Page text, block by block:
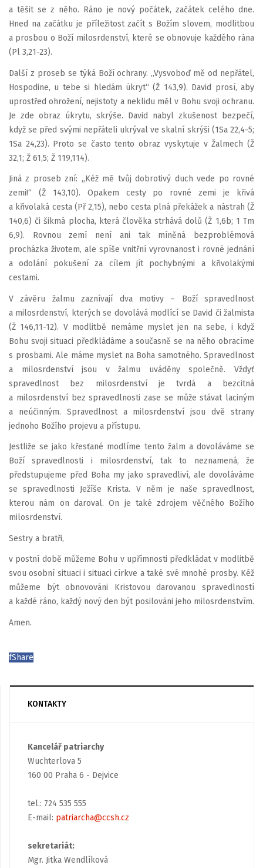
a těšit se z něho. Ráno je nový počátek, začátek celého dne.
Hned na začátku je příležitost začít s Božím slovem, modlitbou
a prosbou o Boží milosrdenství, které se obnovuje každého rána
(Pl 3,21-23).
Další z proseb se týká Boží ochrany. „Vysvoboď mě od nepřátel,
Hospodine, u tebe si hledám úkryt“ (Ž 143,9). David prosí, aby
uprostřed ohrožení, nejistoty a neklidu měl v Bohu svoji ochranu.
Je zde obraz úkrytu, skrýše. David nabyl zkušenost bezpečí,
když se před svými nepřáteli ukrýval ve skalní skrýši (1Sa 22,4-5;
1Sa 24,23). Proto se často tento obraz vyskytuje v Žalmech (Ž
32,1; Ž 61,5; Ž 119,114).
Jiná z proseb zní: „Kéž mě tvůj dobrotivý duch vede po rovné
zemi!“ (Ž 143,10). Opakem cesty po rovné zemi je křivá
a křivolaká cesta (Př 2,15), nebo cesta plná překážek a nástrah (Ž
140,6) či šikmá plocha, která člověka strhává dolů (Ž 1,6b; 1 Tm
6,9). Rovnou zemí není ani tak míněná bezproblémová
procházka životem, ale spíše vnitřní vyrovnanost i rovné jednání
a odolání pokušení za cílem jít pochybnými a křivolakými
cestami.
V závěru žalmu zaznívají dva motivy – Boží spravedlnost
a milosrdenství, kterých se dovolává modlící se David či žalmista
(Ž 146,11-12). V modlitbě nemáme myslet jen na sebe, i když
Bohu svoji situaci předkládáme a současně se na něho obracíme
s prosbami. Ale máme myslet na Boha samotného. Spravedlnost
a milosrdenství jsou v žalmu uváděny společně. Vždyť
spravedlnost bez milosrdenství je tvrdá a bezcitná
a milosrdenství bez spravedlnosti zase se může stávat laciným
a neúčinným. Spravedlnost a milosrdenství jsou dvě strany
jednoho Božího projevu a přístupu.
Jestliže se jako křesťané modlíme tento žalm a dovoláváme se
Boží spravedlnosti i milosrdenství, tak to neznamená, že
předstupujeme před Boha my jako spravedliví, ale dovoláváme
se spravedlnosti Ježíše Krista. V něm je naše spravedlnost,
kterou nám on daroval. On je také zdrojem věčného Božího
milosrdenství.
Sestry a bratři,
v postní době můžeme Bohu v upřímnosti předkládat v modlitbě
svou osobní situaci i situaci církve a také své mnohé prosby. Kéž
můžeme být obnovováni Kristovou darovanou spravedlností
a každé ráno, každý nový den být posilováni jeho milosrdenstvím.
Amen.
fShare
KONTAKTY
Kancelář patriarchy
Wuchterlova 5
160 00 Praha 6 - Dejvice
tel.: 724 535 555
E-mail: patriarcha@ccsh.cz
sekretariát:
Mgr. Jitka Wendlíková